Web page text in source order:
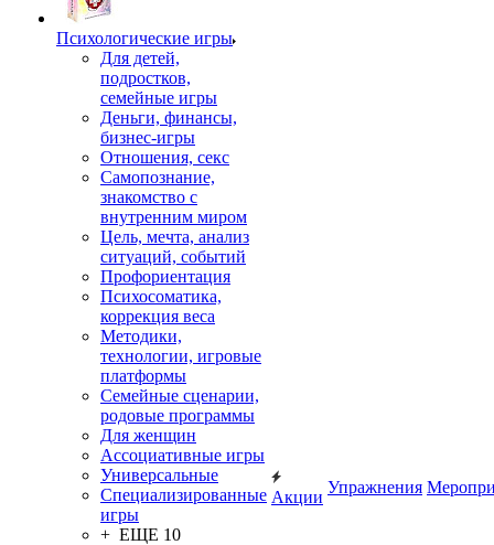
Психологические игры
Для детей,
подростков,
семейные игры
Деньги, финансы,
бизнес-игры
Отношения, секс
Самопознание,
знакомство с
внутренним миром
Цель, мечта, анализ
ситуаций, событий
Профориентация
Психосоматика,
коррекция веса
Методики,
технологии, игровые
платформы
Семейные сценарии,
родовые программы
Для женщин
Ассоциативные игры
Универсальные
Специализированные
игры
+ ЕЩЕ 10
Акции
Упражнения